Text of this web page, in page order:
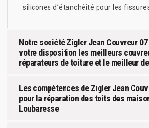
silicones d’étanchéité pour les
Notre société Zigler Jean Couvreur 07
votre disposition les meilleurs
réparateurs de toiture et le meilleur
Les compétences de Zigler Jean
pour la réparation des toits des
Loubaresse